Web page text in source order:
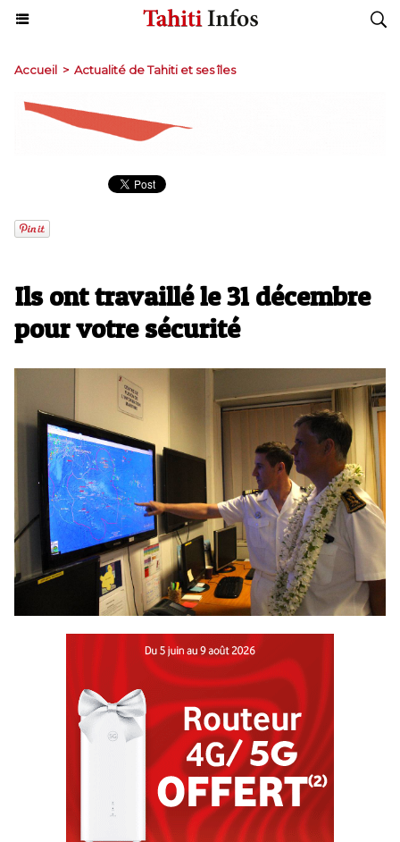
Accueil > Actualité de Tahiti et ses îles
Ils ont travaillé le 31 décembre
pour votre sécurité